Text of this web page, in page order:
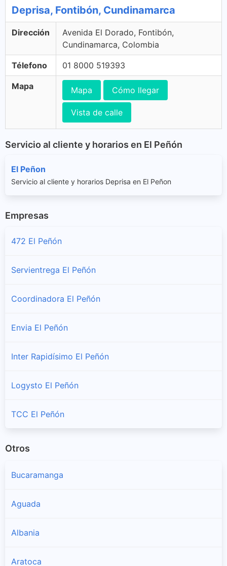
Deprisa, Fontibón, Cundinamarca
Dirección
Avenida El Dorado, Fontibón,
Cundinamarca, Colombia
Télefono 01 8000 519393
Mapa Mapa Cómo llegar
Vista de calle
Servicio al cliente y horarios en El Peñón
El Peñon
Servicio al cliente y horarios Deprisa en El Peñon
Empresas
472 El Peñón
Servientrega El Peñón
Coordinadora El Peñón
Envia El Peñón
Inter Rapidísimo El Peñón
Logysto El Peñón
TCC El Peñón
Otros
Bucaramanga
Aguada
Albania
Aratoca